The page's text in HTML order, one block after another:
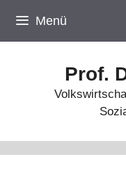
Inhalt
springen
Menü
Prof.